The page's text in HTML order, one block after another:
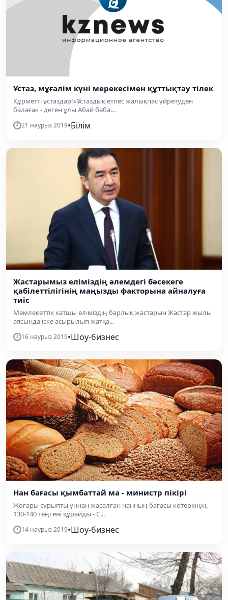
Ұстаз, мұғалім күні мерекесімен құттықтау тілек
Құрметті ұстаздар!«Ұстаздық етпес жалықпас үйретуден
балаға» - деген ұлы Абай баба...
21 наурыз 2019•Білім
Жастарымыз еліміздің әлемдегі бәсекеге
қабілеттілігінің маңызды факторына айналуға
тиіс
Мемлекеттік хатшы еліміздің барлық жастарын Жастар жылы
аясында іске асырылып жатқа...
16 наурыз 2019•Шоу-бизнес
Нан бағасы қымбаттай ма - министр пікірі
Жоғары сұрыпты ұннан жасалған нанның бағасы көтеркіңкі,
130-140 теңгені құрайды - С...
14 наурыз 2019•Шоу-бизнес